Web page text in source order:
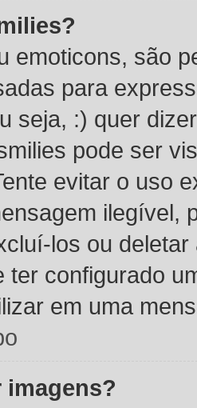
emoticons, são
para
seja, :) quer
pode ser
evitar o uso
ilegível,
los ou
ter configurado
em uma
imagens?